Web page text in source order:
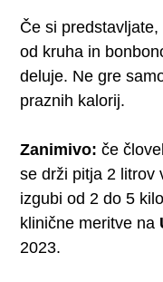
Če si
od kruha in
deluje. Ne gre
praznih kalorij.
Zanimivo: če
se drži pitja 2 litrov
izgubi od 2 do 5
klinične meritve na
2023.